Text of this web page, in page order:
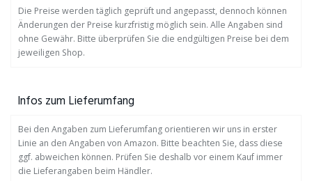
Die Preise werden täglich geprüft und angepasst, dennoch können
Änderungen der Preise kurzfristig möglich sein. Alle Angaben sind
ohne Gewähr. Bitte überprüfen Sie die endgültigen Preise bei dem
jeweiligen Shop.
Infos zum Lieferumfang
Bei den Angaben zum Lieferumfang orientieren wir uns in erster
Linie an den Angaben von Amazon. Bitte beachten Sie, dass diese
ggf. abweichen können. Prüfen Sie deshalb vor einem Kauf immer
die Lieferangaben beim Händler.